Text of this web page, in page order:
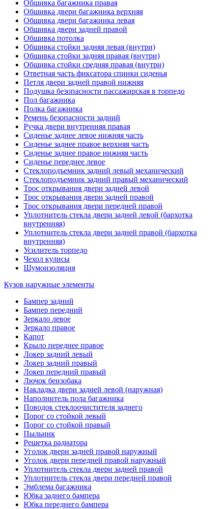
Обшивка багажника правая
Обшивка двери багажника верхняя
Обшивка двери багажника левая
Обшивка двери задней правой
Обшивка потолка
Обшивка стойки задняя левая (внутри)
Обшивка стойки задняя правая (внутри)
Обшивка стойки средняя правая (внутри)
Ответная часть фиксатора спинки сиденья
Петля двери задней правой нижняя
Подушка безопасности пассажирская в торпедо
Пол багажника
Полка багажника
Ремень безопасности задний
Ручка двери внутренняя правая
Сиденье заднее левое нижняя часть
Сиденье заднее правое верхняя часть
Сиденье заднее правое нижняя часть
Сиденье переднее левое
Стеклоподъемник задний левый механический
Стеклоподъемник задний правый механический
Трос открывания двери задней левой
Трос открывания двери задней правой
Трос открывания двери передней правой
Уплотнитель стекла двери задней левой (бархотка
внутренняя)
Уплотнитель стекла двери задней правой (бархотка
внутренняя)
Усилитель торпедо
Чехол кулисы
Шумоизоляция
Кузов наружные элементы
Бампер задний
Бампер передний
Зеркало левое
Зеркало правое
Капот
Крыло переднее правое
Локер задний левый
Локер задний правый
Локер передний правый
Лючок бензобака
Накладка двери задней левой (наружная)
Наполнитель пола багажника
Поводок стеклоочистителя заднего
Порог со стойкой левый
Порог со стойкой правый
Пыльник
Решетка радиатора
Уголок двери задней правой наружный
Уголок двери передней правой наружный
Уплотнитель стекла двери задней правой
Уплотнитель стекла двери передней правой
Эмблема багажника
Юбка заднего бампера
Юбка переднего бампера